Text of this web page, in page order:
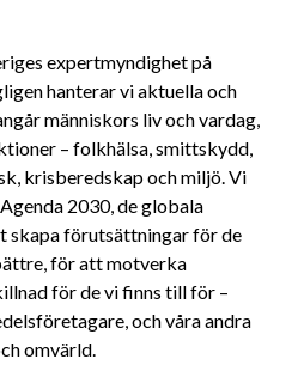
expertmyndighet på
hanterar vi aktuella och
människors liv och vardag,
– folkhälsa, smittskydd,
krisberedskap och miljö. Vi
2030, de globala
skapa förutsättningar för de
för att motverka
för de vi finns till för –
och våra andra
omvärld.